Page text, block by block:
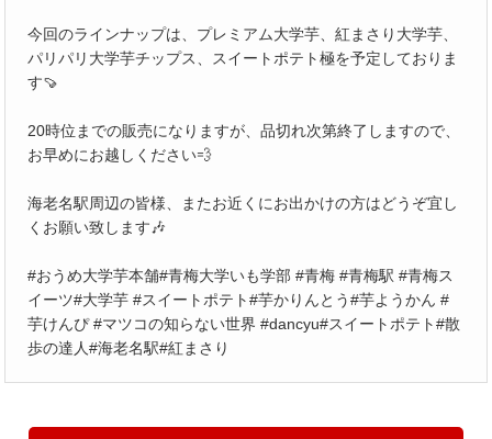
今回のラインナップは、プレミアム大学芋、紅まさり大学芋、
パリパリ大学芋チップス、スイートポテト極を予定しておりま
す🍠
20時位までの販売になりますが、品切れ次第終了しますので、
お早めにお越しください💨
海老名駅周辺の皆様、またお近くにお出かけの方はどうぞ宜し
くお願い致します🎶
#おうめ大学芋本舗#青梅大学いも学部 #青梅 #青梅駅 #青梅ス
イーツ#大学芋 #スイートポテト#芋かりんとう#芋ようかん #
芋けんぴ #マツコの知らない世界 #dancyu#スイートポテト#散
歩の達人#海老名駅#紅まさり